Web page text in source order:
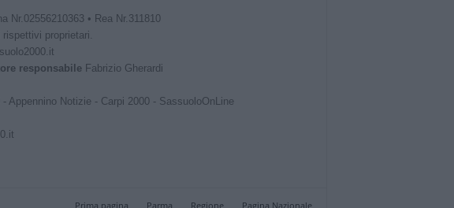
Nr.02556210363 • Rea Nr.311810
proprietari.
responsabileFabrizio Gherardi
- Appennino Notizie - Carpi 2000 - SassuoloOnLine
Prima pagina Parma Regione Pagina Nazionale